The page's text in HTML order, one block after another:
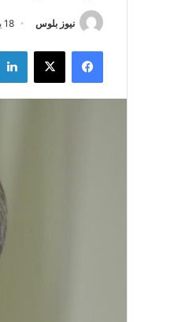
نيوز بلوس 18 يوليو، 2019
فيسبوك X